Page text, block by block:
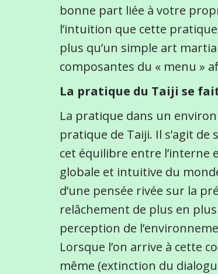
bonne part liée à votre
l’intuition que cette
plus qu’un simple art
composantes du « menu »
La pratique du Taiji se
La pratique dans un
pratique de Taiji. Il s’agit
cet équilibre entre l’interne
globale et intuitive du
d’une pensée rivée sur la
relâchement de plus en
perception de
Lorsque l’on arrive à cette
même (extinction du